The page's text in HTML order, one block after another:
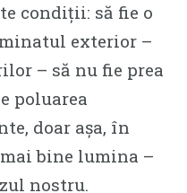
condiții: să fie o
exterior –
– să nu fie prea
poluarea
doar așa, în
bine lumina –
nostru.